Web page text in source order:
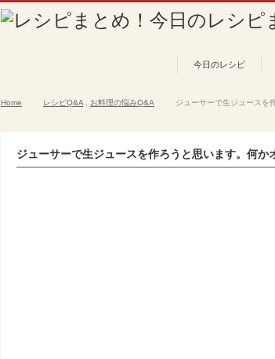
今日のレシピ
Home レシピQ&A お料理の悩みQ&A ジューサーで生ジュースを
ジューサーで生ジュースを作ろうと思います。何か